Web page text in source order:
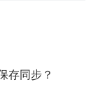
存同步？